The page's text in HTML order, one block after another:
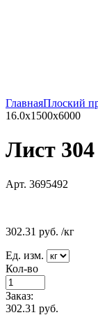
ГлавнаяПлоский
16.0х1500х6000
Лист 304
Арт. 3695492
302.31 руб. /кг
Ед. изм.
Кол-во
Заказ:
302.31 руб.